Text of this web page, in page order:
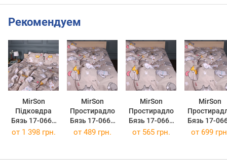
Рекомендуем
MirSon
Підковдра
Бязь 17-0665
Cream Kittens
MirSon
Простирадло
Бязь 17-0665
Cream Kittens
MirSon
Простирадло
Бязь 17-0665
Cream Kittens
MirSon
Бязь 17-
Cream
от 1 398 грн. от 489 грн. от 565 грн. от 699